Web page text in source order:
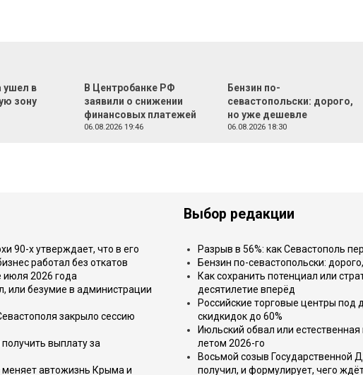
ушел в
зону
В Центробанке РФ
заявили о снижении
финансовых платежей
06.08.2026 19:46
Бензин по-
севастопольски: дорого,
но уже дешевле
06.08.2026 18:30
90-х утверждает, что в его
работал без откатов
июля 2026 года
или безумие в администрации
закрыло сессию
выплату за
меняет автожизнь Крыма и
Выбор редакции
Разрыв в 56%: как Севастополь
Бензин по-севастопольски:
Как сохранить потенциал или
десятилетие вперёд
Российские торговые центры
скидкидок до 60%
Июльский обвал или
летом 2026-го
Восьмой созыв Государственной
получил, и формулирует, чего